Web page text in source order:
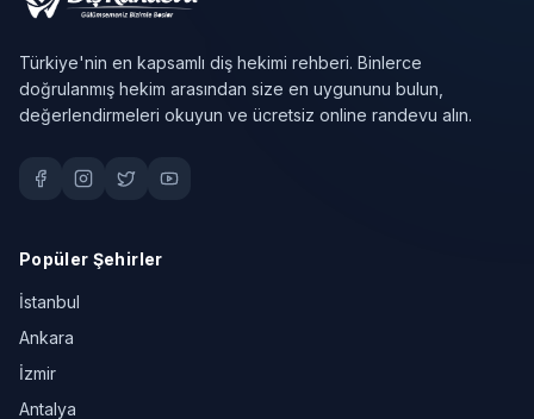
Türkiye'nin en kapsamlı diş hekimi rehberi. Binlerce
doğrulanmış hekim arasından size en uygununu bulun,
değerlendirmeleri okuyun ve ücretsiz online randevu alın.
Popüler Şehirler
İstanbul
Ankara
İzmir
Antalya